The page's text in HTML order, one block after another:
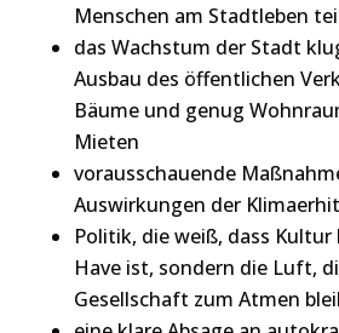
Menschen am Stadtleben
das Wachstum der Stadt
Ausbau des öffentlichen
Bäume und genug
Mieten
vorausschauende
Auswirkungen der
Politik, die weiß, dass
Have ist, sondern die Luft,
Gesellschaft zum Atmen